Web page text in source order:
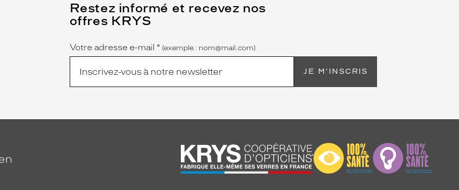
Restez informé et recevez nos
offres KRYS
Name
Votre adresse e-mail *
(Ce
champ
est
obligatoire)
(exemple : nom@mail.com)
JE M'INSCRIS